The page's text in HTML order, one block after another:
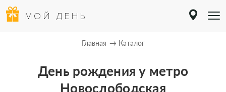
МОЙ ДЕНЬ
Главная Каталог
День рождения у метро
Новослободская